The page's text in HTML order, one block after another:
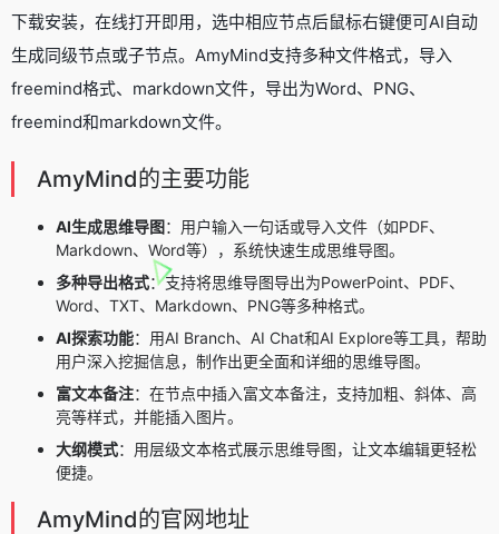
下载安装，在线打开即用，选中相应节点后鼠标右键便可AI自动
生成同级节点或子节点。AmyMind支持多种文件格式，导入
freemind格式、markdown文件，导出为Word、PNG、
freemind和markdown文件。
AmyMind的主要功能
AI生成思维导图：用户输入一句话或导入文件（如PDF、
Markdown、Word等），系统快速生成思维导图。
多种导出格式：支持将思维导图导出为PowerPoint、PDF、
Word、TXT、Markdown、PNG等多种格式。
AI探索功能：用AI Branch、AI Chat和AI Explore等工具，帮助
用户深入挖掘信息，制作出更全面和详细的思维导图。
富文本备注：在节点中插入富文本备注，支持加粗、斜体、高
亮等样式，并能插入图片。
大纲模式：用层级文本格式展示思维导图，让文本编辑更轻松
便捷。
AmyMind的官网地址